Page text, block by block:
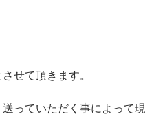
せて頂きます。
っていただく事によって